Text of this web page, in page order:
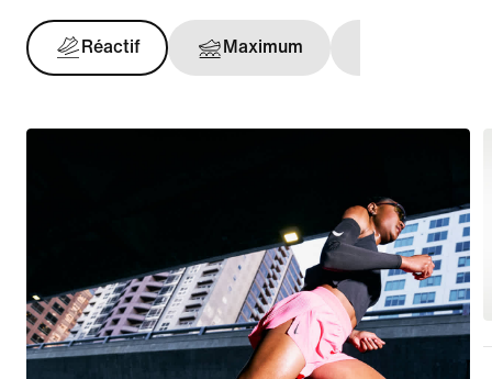
Réactif Maximum